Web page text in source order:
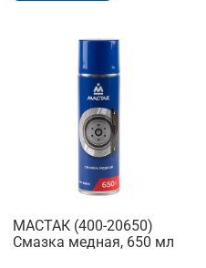
МАСТАК (400-20650)
Смазка медная, 650 мл